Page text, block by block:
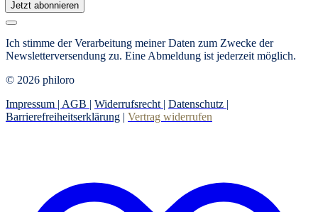
Jetzt abonnieren
Ich stimme der Verarbeitung meiner Daten zum Zwecke der
Newsletterversendung zu. Eine Abmeldung ist jederzeit möglich.
© 2026 philoro
Impressum | AGB | Widerrufsrecht | Datenschutz |
Barrierefreiheitserklärung | Vertrag widerrufen